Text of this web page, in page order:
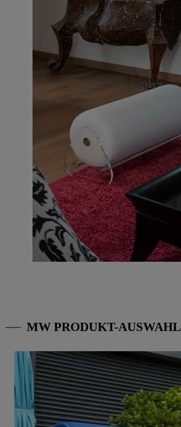
MW PRODUKT-AUSWAHL